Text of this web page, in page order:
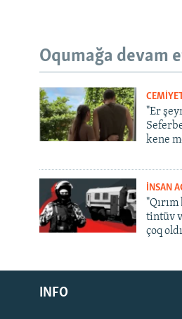
Русский
Українською
Oqumağa devam
"Er
kene
İNSAN
tintüv
çoq oldı
INFO